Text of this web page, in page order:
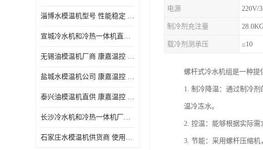
淄博水模温机型号 性能稳定 康嘉温控
宣城冷水机和冷热一体机直供 操作方便
无锡油模温机厂商 康嘉温控 性能稳定
盐城水模温机公司 康嘉温控 操作方便
泰兴油模温机直供 康嘉温控 使用便捷
长沙冷水机和冷热一体机厂家电话 库存充足
石家庄水模温机供货商 使用便捷
电源 220V/
制冷剂充注量
载冷剂测承压 ≤10
螺杆式冷水机组是一种提
1. 制冷降温：通过制冷
温冷冻水。
2. 控温：能够根据实际需
3. 节能：采用螺杆压缩机